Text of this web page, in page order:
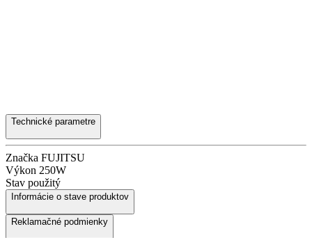
Technické parametre
Značka FUJITSU
Výkon 250W
Stav použitý
Informácie o stave produktov
Reklamačné podmienky